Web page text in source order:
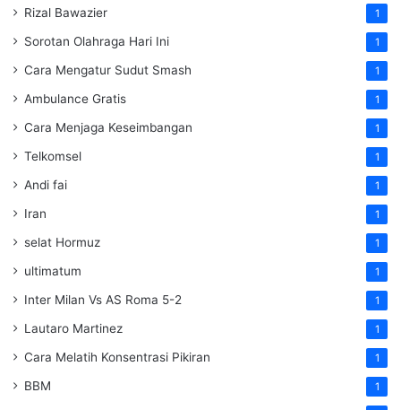
Rizal Bawazier 1
Sorotan Olahraga Hari Ini 1
Cara Mengatur Sudut Smash 1
Ambulance Gratis 1
Cara Menjaga Keseimbangan 1
Telkomsel 1
Andi fai 1
Iran 1
selat Hormuz 1
ultimatum 1
Inter Milan Vs AS Roma 5-2 1
Lautaro Martinez 1
Cara Melatih Konsentrasi Pikiran 1
BBM 1